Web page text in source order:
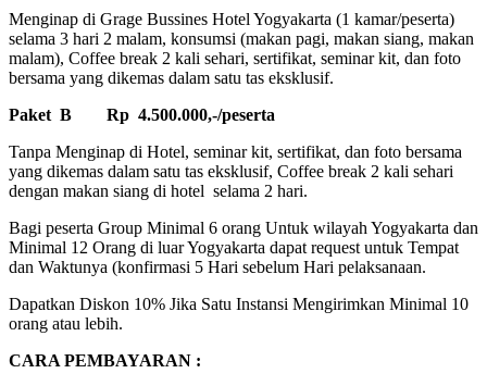
Menginap di Grage Bussines Hotel Yogyakarta (1 kamar/peserta)
selama 3 hari 2 malam, konsumsi (makan pagi, makan siang, makan
malam), Coffee break 2 kali sehari, sertifikat, seminar kit, dan foto
bersama yang dikemas dalam satu tas eksklusif.
Paket B Rp 4.500.000,-/peserta
Tanpa Menginap di Hotel, seminar kit, sertifikat, dan foto bersama
yang dikemas dalam satu tas eksklusif, Coffee break 2 kali sehari
dengan makan siang di hotel selama 2 hari.
Bagi peserta Group Minimal 6 orang Untuk wilayah Yogyakarta dan
Minimal 12 Orang di luar Yogyakarta dapat request untuk Tempat
dan Waktunya (konfirmasi 5 Hari sebelum Hari pelaksanaan.
Dapatkan Diskon 10% Jika Satu Instansi Mengirimkan Minimal 10
orang atau lebih.
CARA PEMBAYARAN :